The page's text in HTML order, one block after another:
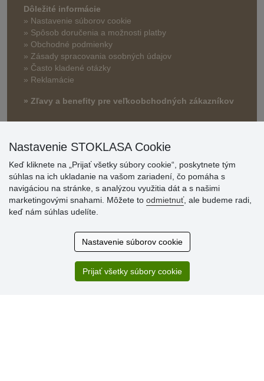
Dôležité informácie
» Nastavenie súborov cookie
» Spôsob doručenia a možnosti platby
» Obchodné podmienky
» Zásady spracovania osobných údajov
» Často kladené otázky
» Reklamácie
» Zľavy a benefity pre veľkoobchodných zákazníkov
Hodnotenia
Nastavenie STOKLASA Cookie
Keď kliknete na „Prijať všetky súbory cookie“, poskytnete tým
súhlas na ich ukladanie na vašom zariadení, čo pomáha s
navigáciou na stránke, s analýzou využitia dát a s našimi
marketingovými snahami. Môžete to odmietnuť, ale budeme radi,
keď nám súhlas udelíte.
Nastavenie súborov cookie
Prijať všetky súbory cookie